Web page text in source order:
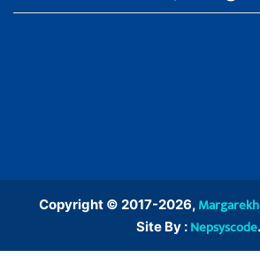
Copyright © 2017-2026,
Site By : Nepsyscode.